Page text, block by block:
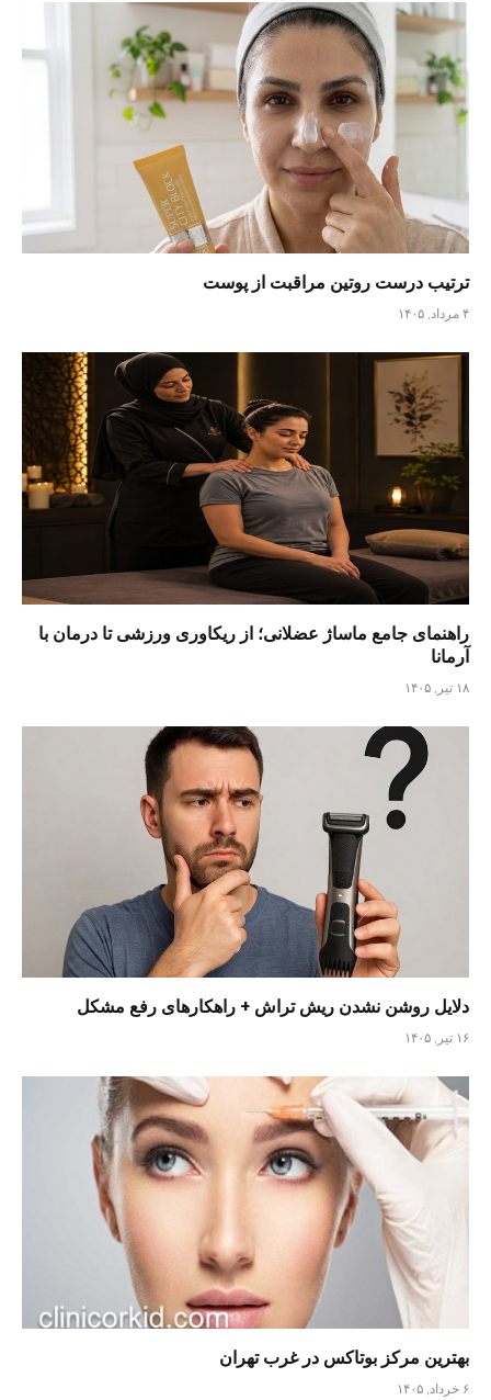
ترتیب درست روتین مراقبت از پوست
۴ مرداد, ۱۴۰۵
راهنمای جامع ماساژ عضلانی؛ از ریکاوری ورزشی تا درمان با
آرمانا
۱۸ تیر, ۱۴۰۵
دلایل روشن نشدن ریش تراش + راهکارهای رفع مشکل
۱۶ تیر, ۱۴۰۵
بهترین مرکز بوتاکس در غرب تهران
۶ خرداد, ۱۴۰۵